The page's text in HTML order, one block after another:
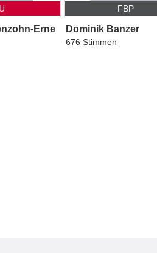
Erne
FBP
Dominik Banzer
676 Stimmen